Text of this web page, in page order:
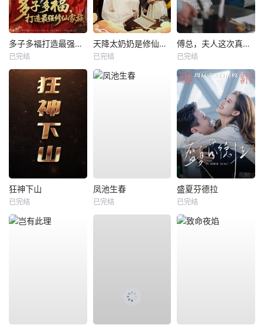
多子多福打造最强修仙家族
已完结
天降太奶奶是修仙老祖
已完结
傅总，夫人这次真的死了
已完结
狂神下山
已完结
凤池生春
已完结
盛夏芬德拉
已完结